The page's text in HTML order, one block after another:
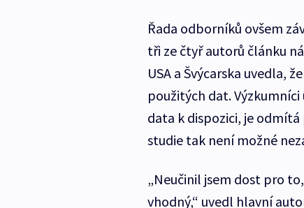
Řada odborníků ovšem
tři ze čtyř autorů článku
USA a Švýcarska uvedla,
použitých dat.
data k dispozici, je
studie tak není možné
„Neučinil jsem dost pro
vhodný,“ uvedl hlavní